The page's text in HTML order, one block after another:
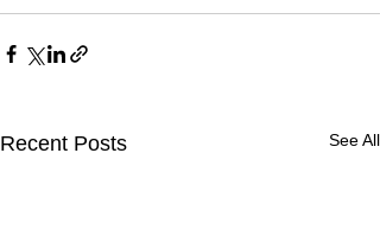
Recent Posts See All